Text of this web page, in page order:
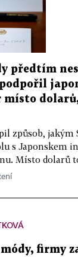
předtím
místo
způsob, jakým
s Japonskem
Místo dolarů
módy, firmy